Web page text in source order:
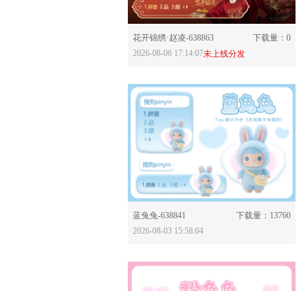
分享：
花开锦绣·赵凌-638863
下载量：0
2026-08-06 17:14:07未上线分发
蓝兔兔-638841
下载量：13760
2026-08-03 15:58:04